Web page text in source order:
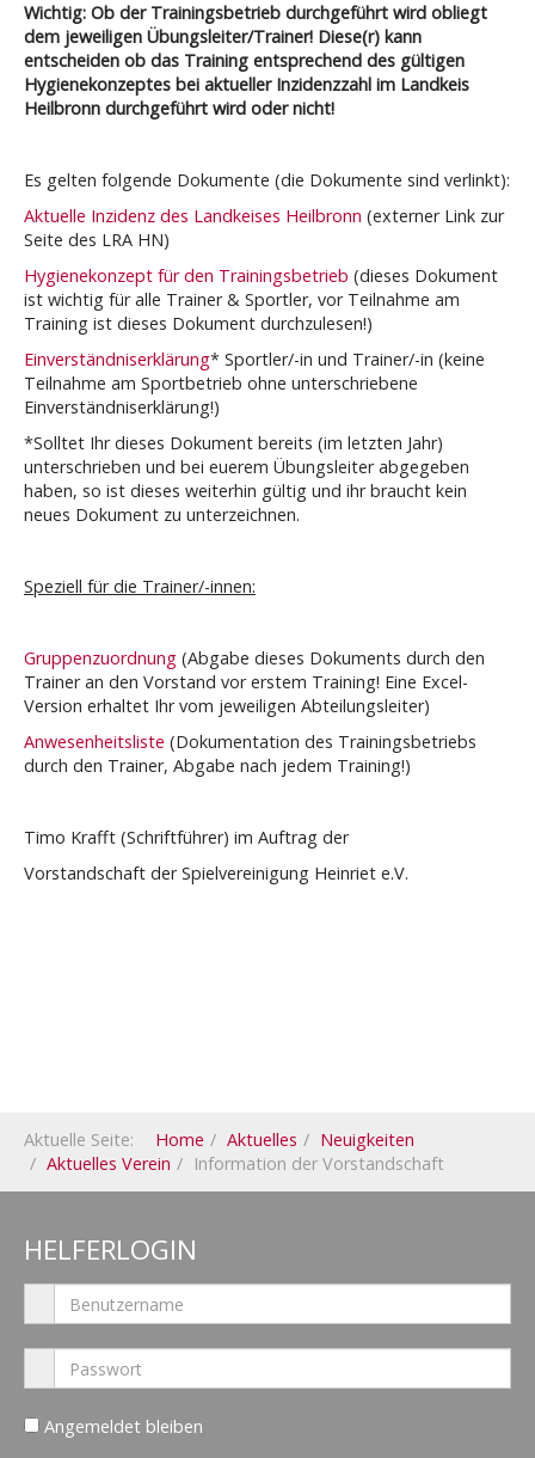
Wichtig: Ob der Trainingsbetrieb durchgeführt wird obliegt
dem jeweiligen Übungsleiter/Trainer! Diese(r) kann
entscheiden ob das Training entsprechend des gültigen
Hygienekonzeptes bei aktueller Inzidenzzahl im Landkeis
Heilbronn durchgeführt wird oder nicht!
Es gelten folgende Dokumente (die Dokumente sind verlinkt):
Aktuelle Inzidenz des Landkeises Heilbronn (externer Link zur
Seite des LRA HN)
Hygienekonzept für den Trainingsbetrieb (dieses Dokument
ist wichtig für alle Trainer & Sportler, vor Teilnahme am
Training ist dieses Dokument durchzulesen!)
Einverständniserklärung* Sportler/-in und Trainer/-in (keine
Teilnahme am Sportbetrieb ohne unterschriebene
Einverständniserklärung!)
*Solltet Ihr dieses Dokument bereits (im letzten Jahr)
unterschrieben und bei euerem Übungsleiter abgegeben
haben, so ist dieses weiterhin gültig und ihr braucht kein
neues Dokument zu unterzeichnen.
Speziell für die Trainer/-innen:
Gruppenzuordnung (Abgabe dieses Dokuments durch den
Trainer an den Vorstand vor erstem Training! Eine Excel-
Version erhaltet Ihr vom jeweiligen Abteilungsleiter)
Anwesenheitsliste (Dokumentation des Trainingsbetriebs
durch den Trainer, Abgabe nach jedem Training!)
Timo Krafft (Schriftführer) im Auftrag der
Vorstandschaft der Spielvereinigung Heinriet e.V.
Aktuelle Seite: Home Aktuelles
Neuigkeiten
Aktuelles Verein
Information der Vorstandschaft
HELFERLOGIN
Angemeldet bleiben